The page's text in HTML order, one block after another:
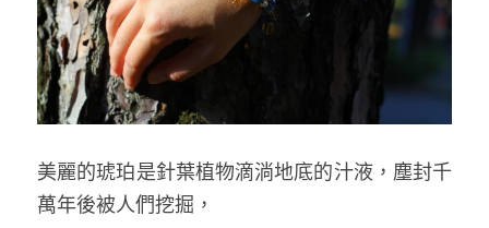
美麗的琥珀是針葉植物滴淌地底的汁液，塵封千
萬年後被人們挖掘，